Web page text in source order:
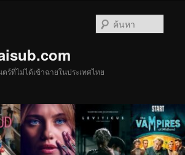
ร์ที่ไม่ได้เข้าฉายในประเทศไทย